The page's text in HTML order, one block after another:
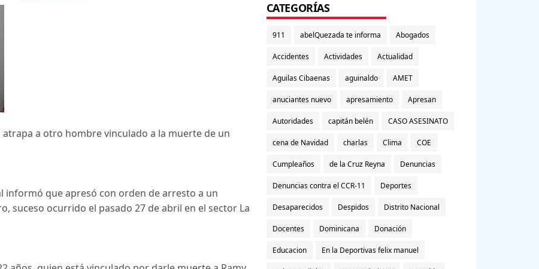
atrapa a otro hombre vinculado a la muerte de un
informó que apresó con orden de arresto a un
suceso ocurrido el pasado 27 de abril en el sector La
CATEGORÍAS
911 abelQuezada te informa Abogados
Accidentes Actividades Actualidad
Aguilas Cibaenas aguinaldo AMET
anuciantes nuevo apresamiento Apresan
Autoridades capitán belén CASO ASESINATO
cena de Navidad charlas Clima COE
Cumpleaños de la Cruz Reyna Denuncias
Denuncias contra el CCR-11 Deportes
Desaparecidos Despidos Distrito Nacional
Docentes Dominicana Donación
Educacion En la Deportivas felix manuel